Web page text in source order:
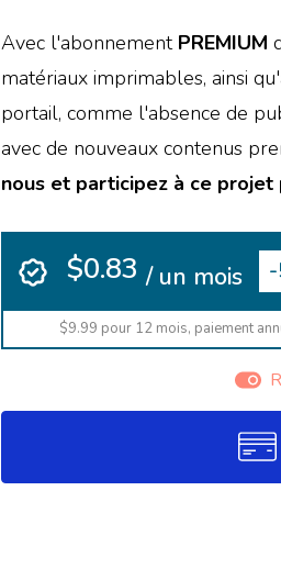
Avec l'abonnement PREMIUM
matériaux imprimables, ainsi
portail, comme l'absence de
avec de nouveaux contenus
nous et participez à ce projet
$0.83 / un mois
$9.99 pour 12 mois, paiement